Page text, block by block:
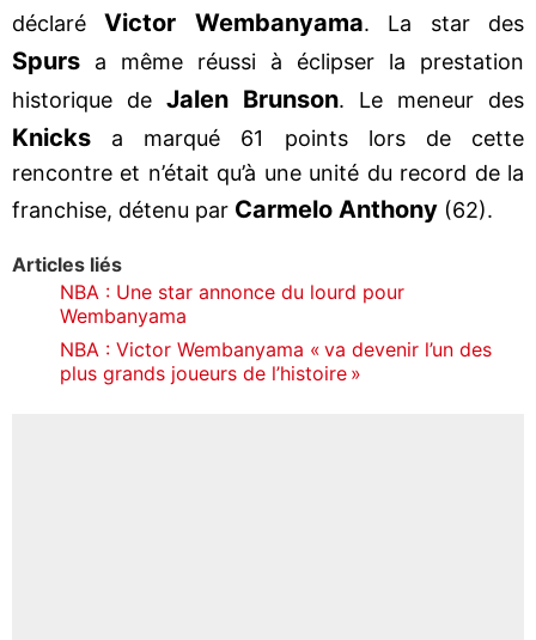
déclaréVictor Wembanyama. La star des
Spurs a même réussi à éclipser la prestation
historique de Jalen Brunson. Le meneur des
Knicks a marqué 61 points lors de cette
rencontre et n’était qu’à une unité du record de la
franchise, détenu par Carmelo Anthony (62).
Articles liés
NBA : Une star annonce du lourd pour
Wembanyama
NBA : Victor Wembanyama « va devenir l’un des
plus grands joueurs de l’histoire »